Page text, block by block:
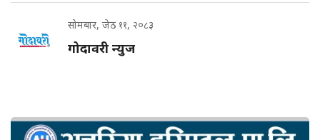
सोमबार, जेठ ११, २०८३
गोदावरी न्युज